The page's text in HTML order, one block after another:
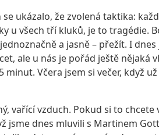
ukázalo, že zvolená taktika:
u všech tří kluků, je to tragédie.
a jasně – přežít. I
ale u nás je pořád ještě
minut. Včera jsem si večer, když
vařící vzduch. Pokud si to
jsme dnes mluvili s Martinem